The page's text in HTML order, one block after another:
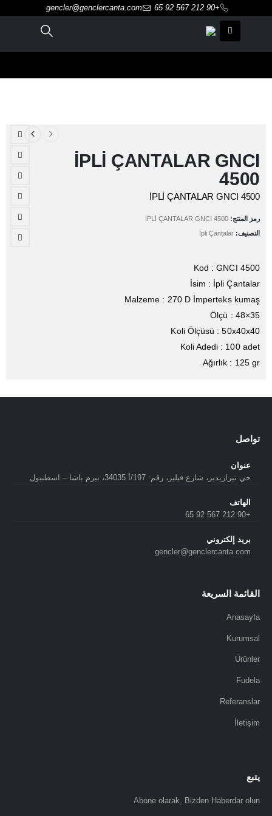
+90 212 567 92 65
gencler@genclercanta.com
İPLİ ÇANTALAR GNCI
4500
İPLİ ÇANTALAR GNCI 4500
رمز المنتج: İPLİ ÇANTALAR GNCI 4500
التصنيف: İpli Çantalar
Kod : GNCI 4500
İsim : İpli Çantalar
Malzeme : 270 D İmperteks kumaş
Ölçü : 48×35
Koli Ölçüsü : 50x40x40
Koli Adedi : 100 adet
Ağırlık : 125 gr
تواصل
عنوان
حي تيرازيدير، شارع فيليز، رقم: 197/أ 34035، بيرم باشا – اسطنبول
الهاتف
+90 212 567 92 65
بريد إلكتروني
gencler@genclercanta.com
القائمة السريعة
Anasayfa
Kurumsal
Ürünler
Fudela
Referanslar
İletişim
يتبع
Abone olarak, Bizden Haberdar olun